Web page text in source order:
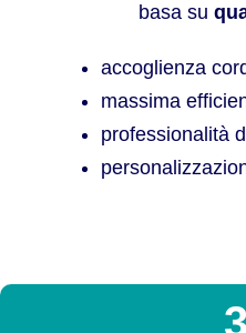
basa su
accoglienza
massima
professionalità